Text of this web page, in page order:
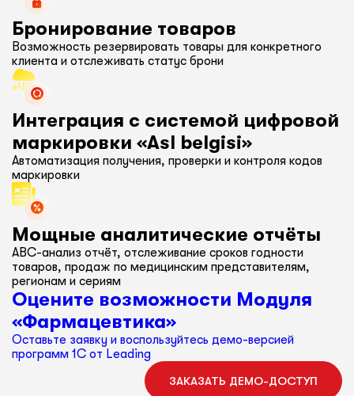
Бронирование товаров
Возможность резервировать товары для конкретного
клиента и отслеживать статус брони
Интеграция с системой цифровой
маркировки «Asl belgisi»
Автоматизация получения, проверки и контроля кодов
маркировки
Мощные аналитические отчёты
ABC-анализ отчёт, отслеживание сроков годности
товаров, продаж по медицинским представителям,
регионам и сериям
Оцените возможности Модуля
«Фармацевтика»
Оставьте заявку и воспользуйтесь демо-версией
программ 1С от Leading
ЗАКАЗАТЬ ДЕМО-ДОСТУП